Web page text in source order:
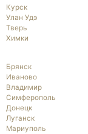
Курск
Улан Удэ
Тверь
Химки
Брянск
Иваново
Владимир
Симферополь
Донецк
Луганск
Мариуполь